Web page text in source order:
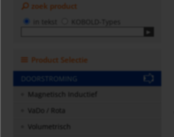
zoek product
in tekst KOBOLD-Types
Product Selectie
DOORSTROMING
Magnetisch Inductief
VaDo / Rota
Volumetrisch